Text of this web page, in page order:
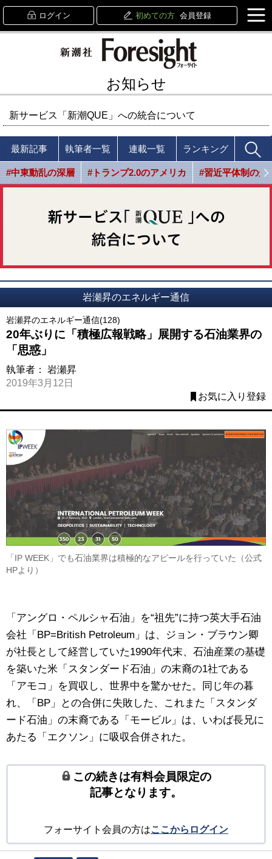
ログイン 初めての方 会員登録
お知らせ
新サービス「新潮QUE」への統合について
最新記事 執筆者一覧 連載一覧 ランキング
#中東動乱の深層 #トランプ2.0のアメリカ #習近平体制の光
岩瀬昇のエネルギー通信
岩瀬昇のエネルギー通信(128)
20年ぶりに「積極広報戦略」展開する石油業界の
「思惑」
執筆者： 岩瀬昇
2019年3月12日
お気に入り登録
「IP WEEK」でも石油業界は積極的なアピールを行っていた（公式
HPより）
「アングロ・ペルシャ石油」を“祖先”に持つ英大手石油
会社「BP=British Petroleum」は、ジョン・ブラウン卿
が社長として経営していた1990年代末、石油産業の基礎
を築いた米「スタンダード石油」の末裔の1社である
「アモコ」を買収し、世界中を驚かせた。同じ年の暮
れ、「BP」との合併に失敗した、これまた「スタンダ
ード石油」の末裔である「モービル」は、いわば長兄に
あたる「エクソン」に吸収合併された。
この続きは有料会員限定の
記事となります。
フォーサイト会員の方はここからログイン